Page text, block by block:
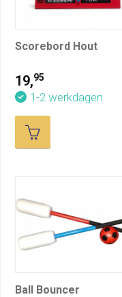
Scorebord Hout
19,95
1-2 werkdagen
Ball Bouncer